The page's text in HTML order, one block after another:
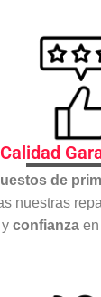
Calidad
de
nuestras
y confianza